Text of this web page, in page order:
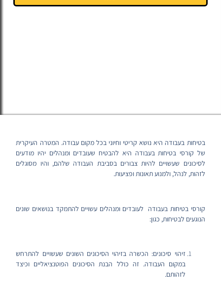
בטיחות בעבודה היא נושא קריטי וחיוני בכל מקום עבודה. המטרה העיקרית
של קורסי בטיחות בעבודה היא להבטיח שעובדים ומנהלים יהיו מודעים
לסיכונים שעשויים להיות צבורים בסביבת העבודה שלהם, והיו מסוגלים
לזהות, לנהל, ולמנוע תאונות ופציעות.
קורסי בטיחות בעבודה לעובדים ומנהלים עשויים להתמקד בנושאים שונים
הנוגעים לבטיחות, כגון:
זיהוי סיכונים: הכשרה בזיהוי הסיכונים השונים שעשויים להתרחש
במקום העבודה. זה כולל הבנת הסיכונים הפוטנציאליים וכיצד
לזהותם.